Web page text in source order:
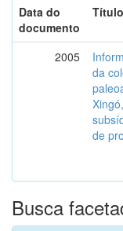
Data do
documento
Título
2005
da
de
Busca